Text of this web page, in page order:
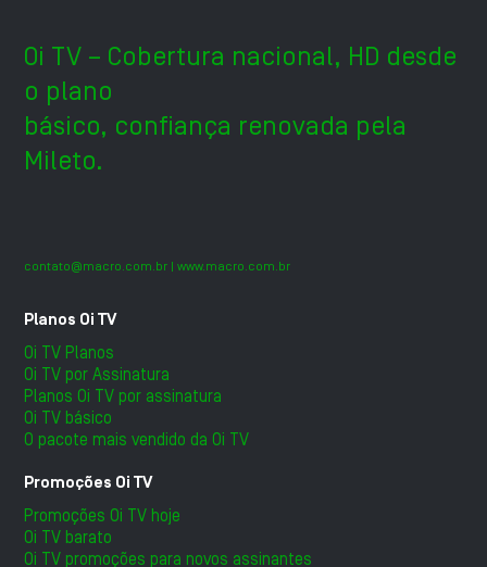
Oi TV – Cobertura nacional, HD desde
o plano
básico, confiança renovada pela
Mileto.
contato@macro.com.br | www.macro.com.br
Planos Oi TV
Oi TV Planos
Oi TV por Assinatura
Planos Oi TV por assinatura
Oi TV básico
O pacote mais vendido da Oi TV
Promoções Oi TV
Promoções Oi TV hoje
Oi TV barato
Oi TV promoções para novos assinantes